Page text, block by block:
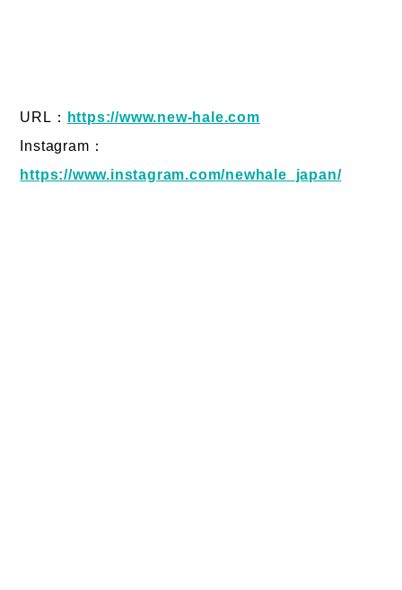
URL：
https://www.new-hale.com
Instagram：
https://www.instagram.com/newhale_japan/